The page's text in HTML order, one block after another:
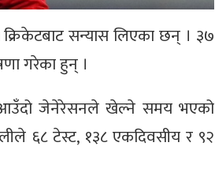
क्रिकेटबाट सन्यास लिएका छन् । ३७
गरेका हुन् ।
जेनेरेसनले खेल्ने समय भएको
६८ टेस्ट, १३८ एकदिवसीय र ९२